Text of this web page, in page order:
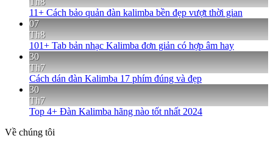
11+ Cách bảo quản đàn kalimba bền đẹp vượt thời gian
07
Th8
101+ Tab bản nhạc Kalimba đơn giản có hợp âm hay
30
Th7
Cách dán đàn Kalimba 17 phím đúng và đẹp
30
Th7
Top 4+ Đàn Kalimba hãng nào tốt nhất 2024
Về chúng tôi